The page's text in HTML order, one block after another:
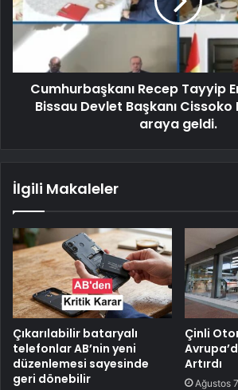
Cumhurbaşkanı Recep Tayyip
Bissau Devlet Başkanı
araya geldi.
İlgili Makaleler
Çıkarılabilir bataryalı
telefonlar AB’nin yeni
düzenlemesi sayesinde
geri dönebilir
Çinli
Artırdı
Ağustos